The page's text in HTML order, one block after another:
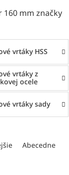
160 mm značky
vrtáky HSS
vrtáky z
ocele
vrtáky sady
Abecedne